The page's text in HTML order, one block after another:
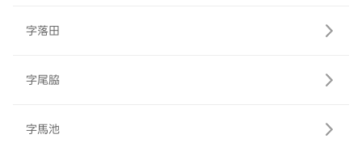
字落田
字尾脇
字馬池